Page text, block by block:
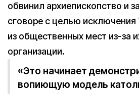
обвинил архиепископство и
сговоре с целью
из общественных мест из-за
организации.
«Это начинает
вопиющую модель